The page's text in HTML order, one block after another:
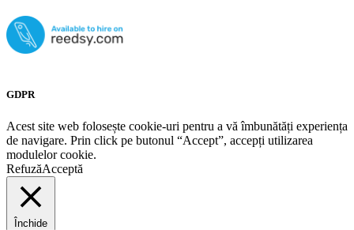
GDPR
Acest site web folosește cookie-uri pentru a vă îmbunătăți experiența
de navigare. Prin click pe butonul “Accept”, accepți utilizarea
modulelor cookie.
RefuzăAcceptă
Închide